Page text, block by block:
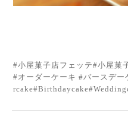
#小屋菓子店フェッテ#小屋菓
#オーダーケーキ #バースデ